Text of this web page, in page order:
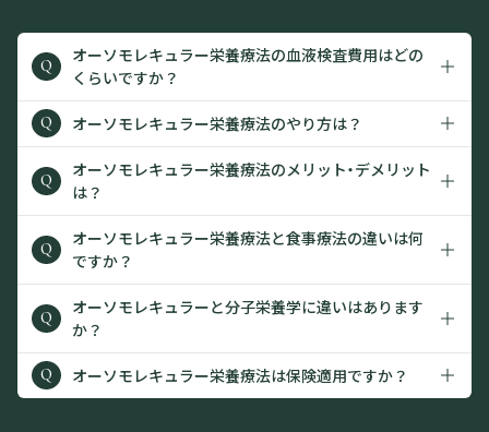
Q
オーソモレキュラー栄養療法の血液検査費用はどの
くらいですか？
Q オーソモレキュラー栄養療法のやり方は？
Q
オーソモレキュラー栄養療法のメリット・デメリット
は？
Q
オーソモレキュラー栄養療法と食事療法の違いは何
ですか？
Q
オーソモレキュラーと分子栄養学に違いはあります
か？
Q オーソモレキュラー栄養療法は保険適用ですか？